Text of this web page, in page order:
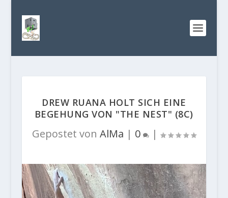
DREW RUANA HOLT SICH EINE
BEGEHUNG VON "THE NEST" (8C)
Gepostet von AlMa | 0 |